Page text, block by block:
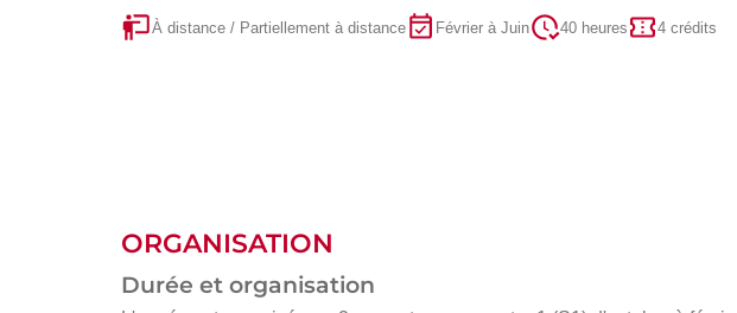
À distance / Partiellement à distance Février à Juin 40 heures 4 crédits
ORGANISATION
Durée et organisation